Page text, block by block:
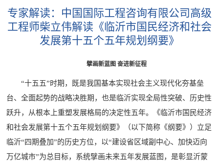
专家解读：中国国际工程咨询有限公司高级
工程师柴立伟解读《临沂市国民经济和社会
发展第十五个五年规划纲要》
擘画新蓝图 奋进新征程
“十五五”时期，既是我国基本实现社会主义现代化夯基垒
台、全面起势的战略决胜期，也是临沂实现全局性突破、历史性
跃升，从根本上重塑发展格局的决定性五年。《临沂市国民经济
和社会发展第十五个五年规划纲要》（以下简称《纲要》）立足
临沂“四期叠加”的历史方位，以“建设省区域副中心、加快迈向
万亿城市”为总目标，系统擘画未来五年发展蓝图，是彰显沂蒙